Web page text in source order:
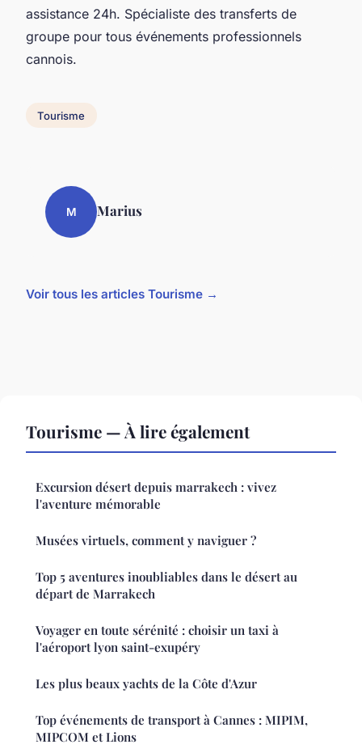
assistance 24h. Spécialiste des transferts de
groupe pour tous événements professionnels
cannois.
Tourisme
M Marius
Voir tous les articles Tourisme →
Tourisme — À lire également
Excursion désert depuis marrakech : vivez
l'aventure mémorable
Musées virtuels, comment y naviguer ?
Top 5 aventures inoubliables dans le désert au
départ de Marrakech
Voyager en toute sérénité : choisir un taxi à
l'aéroport lyon saint-exupéry
Les plus beaux yachts de la Côte d'Azur
Top événements de transport à Cannes : MIPIM,
MIPCOM et Lions